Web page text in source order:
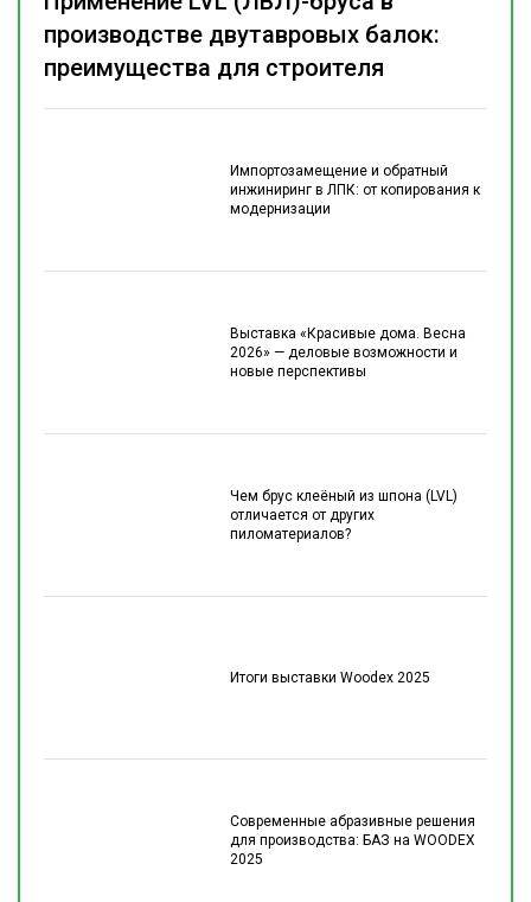
Импортозамещение и обратный
инжиниринг в ЛПК: от копирования к
модернизации
Выставка «Красивые дома. Весна
2026» — деловые возможности и
новые перспективы
Чем брус клеёный из шпона (LVL)
отличается от других
пиломатериалов?
Итоги выставки Woodex 2025
Современные абразивные решения
для производства: БАЗ на WOODEX
2025
производстве двутавровых балок:
преимущества для строителя